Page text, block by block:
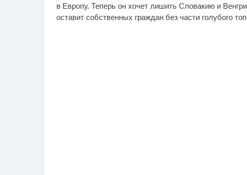
в Европу. Теперь он хочет лишить Словакию и
оставит собственных граждан без части голубого